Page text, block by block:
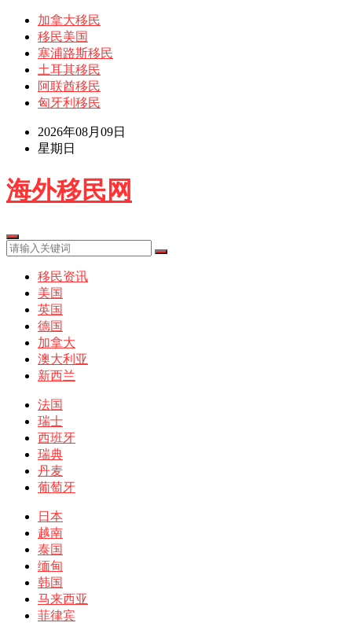
加拿大移民
移民美国
塞浦路斯移民
土耳其移民
阿联酋移民
匈牙利移民
2026年08月09日
星期日
海外移民网
移民资讯
美国
英国
德国
加拿大
澳大利亚
新西兰
法国
瑞士
西班牙
瑞典
丹麦
葡萄牙
日本
越南
泰国
缅甸
韩国
马来西亚
菲律宾